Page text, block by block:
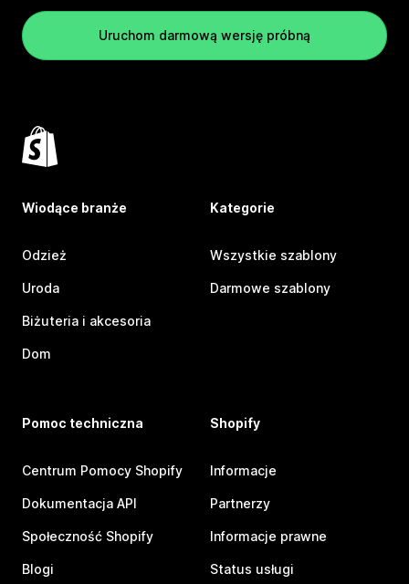
Uruchom darmową wersję próbną
Wiodące branże
Odzież
Uroda
Biżuteria i akcesoria
Dom
Kategorie
Wszystkie szablony
Darmowe szablony
Pomoc techniczna
Centrum Pomocy Shopify
Dokumentacja API
Społeczność Shopify
Blogi
Shopify
Informacje
Partnerzy
Informacje prawne
Status usługi